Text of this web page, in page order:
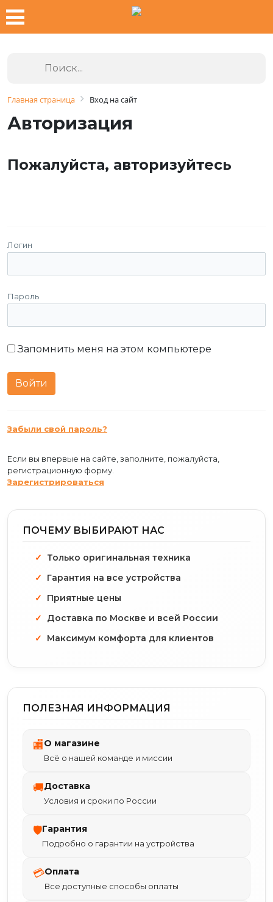
Главная страница Вход на сайт
Авторизация
Пожалуйста, авторизуйтесь
Логин
Пароль
Запомнить меня на этом компьютере
Забыли свой пароль?
Если вы впервые на сайте, заполните, пожалуйста,
регистрационную форму.
Зарегистрироваться
ПОЧЕМУ ВЫБИРАЮТ НАС
Только оригинальная техника
Гарантия на все устройства
Приятные цены
Доставка по Москве и всей России
Максимум комфорта для клиентов
ПОЛЕЗНАЯ ИНФОРМАЦИЯ
🏬О магазине
Всё о нашей команде и миссии
🚚Доставка
Условия и сроки по России
🛡Гарантия
Подробно о гарантии на устройства
💳Оплата
Все доступные способы оплаты